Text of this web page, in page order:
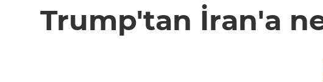
Trump'tan İran'a